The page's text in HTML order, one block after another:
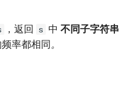
，返回 s 中 不同子字符串
率都相同。